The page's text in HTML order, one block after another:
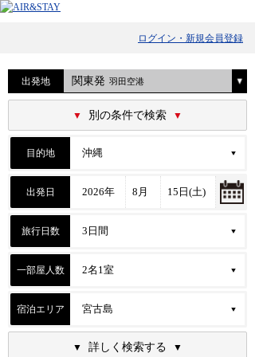
ログイン・新規会員登録
出発地 関東発 羽田空港
別の条件で検索
目的地
出発日
旅行日数
一部屋人数
宿泊エリア
詳しく検索する